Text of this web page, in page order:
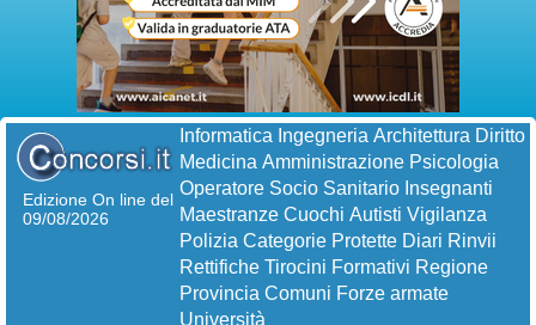
Edizione On line del
09/08/2026
Informatica Ingegneria Architettura Diritto
Medicina Amministrazione Psicologia
Operatore Socio Sanitario Insegnanti
Maestranze Cuochi Autisti Vigilanza
Polizia Categorie Protette Diari Rinvii
Rettifiche Tirocini Formativi Regione
Provincia Comuni Forze armate
Università